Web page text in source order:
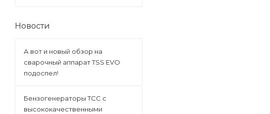
Новости
А вот и новый обзор на
сварочный аппарат TSS EVO
подоспел!
Бензогенераторы ТСС с
высококачественными